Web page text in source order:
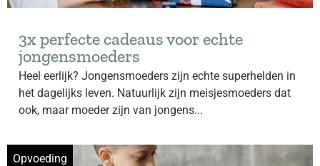
3x perfecte cadeaus voor echte
jongensmoeders
Heel eerlijk? Jongensmoeders zijn echte superhelden in
het dagelijks leven. Natuurlijk zijn meisjesmoeders dat
ook, maar moeder zijn van jongens...
Opvoeding